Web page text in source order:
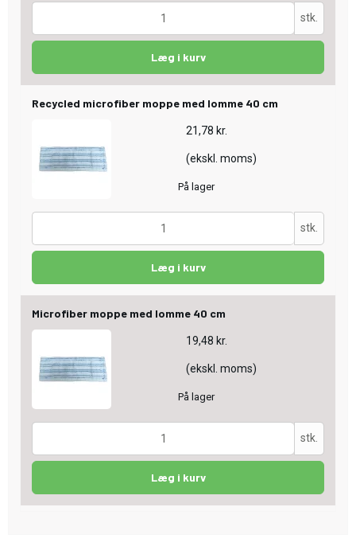
stk.
Læg i kurv
Recycled microfiber moppe med lomme 40 cm
21,78 kr.
(ekskl. moms)
På lager
stk.
Læg i kurv
Microfiber moppe med lomme 40 cm
19,48 kr.
(ekskl. moms)
På lager
stk.
Læg i kurv